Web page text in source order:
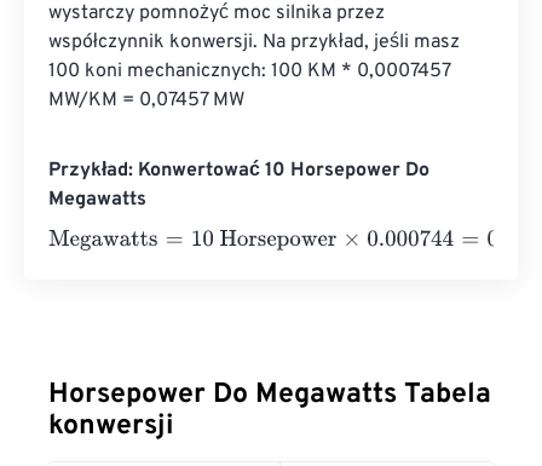
wystarczy pomnożyć moc silnika przez
współczynnik konwersji. Na przykład, jeśli masz
100 koni mechanicznych: 100 KM * 0,0007457
MW/KM = 0,07457 MW
Przykład: Konwertować 10 Horsepower Do
Megawatts
Megawatts=10 Horsepower×0.000744=0.00744
Horsepower Do Megawatts Tabela
konwersji